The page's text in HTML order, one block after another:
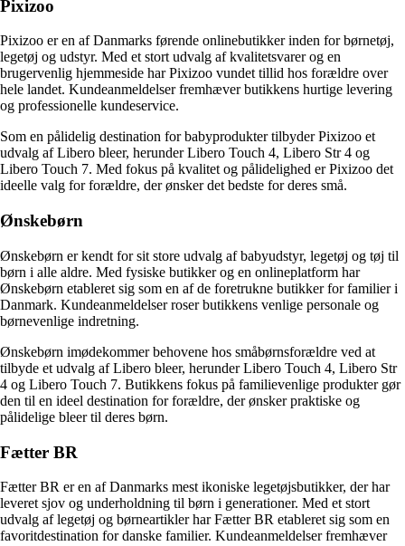
Pixizoo
Pixizoo er en af Danmarks førende onlinebutikker inden for børnetøj,
legetøj og udstyr. Med et stort udvalg af kvalitetsvarer og en
brugervenlig hjemmeside har Pixizoo vundet tillid hos forældre over
hele landet. Kundeanmeldelser fremhæver butikkens hurtige levering
og professionelle kundeservice.
Som en pålidelig destination for babyprodukter tilbyder Pixizoo et
udvalg af Libero bleer, herunder Libero Touch 4, Libero Str 4 og
Libero Touch 7. Med fokus på kvalitet og pålidelighed er Pixizoo det
ideelle valg for forældre, der ønsker det bedste for deres små.
Ønskebørn
Ønskebørn er kendt for sit store udvalg af babyudstyr, legetøj og tøj til
børn i alle aldre. Med fysiske butikker og en onlineplatform har
Ønskebørn etableret sig som en af de foretrukne butikker for familier i
Danmark. Kundeanmeldelser roser butikkens venlige personale og
børnevenlige indretning.
Ønskebørn imødekommer behovene hos småbørnsforældre ved at
tilbyde et udvalg af Libero bleer, herunder Libero Touch 4, Libero Str
4 og Libero Touch 7. Butikkens fokus på familievenlige produkter gør
den til en ideel destination for forældre, der ønsker praktiske og
pålidelige bleer til deres børn.
Fætter BR
Fætter BR er en af Danmarks mest ikoniske legetøjsbutikker, der har
leveret sjov og underholdning til børn i generationer. Med et stort
udvalg af legetøj og børneartikler har Fætter BR etableret sig som en
favoritdestination for danske familier. Kundeanmeldelser fremhæver